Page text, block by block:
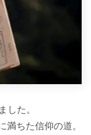
した。
ちた信仰の道。